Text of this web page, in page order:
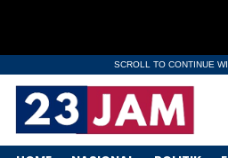
SCROLL TO CONTINUE